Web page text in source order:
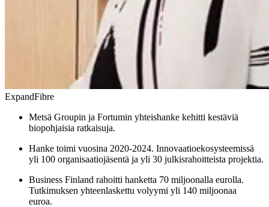
ExpandFibre
Metsä Groupin ja Fortumin yhteishanke kehitti kestäviä
biopohjaisia ratkaisuja.
Hanke toimi vuosina 2020-2024. Innovaatioekosysteemissä
yli 100 organisaatiojäsentä ja yli 30 julkisrahoitteista projektia.
Business Finland rahoitti hanketta 70 miljoonalla eurolla.
Tutkimuksen yhteenlaskettu volyymi yli 140 miljoonaa
euroa.